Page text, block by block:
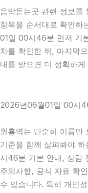
음악듣는곳 관련 정보를
항목을 순서대로 확인하
01일 00시46분 먼저 기
차를 확인한 뒤, 마지막
내를 받으면 더 정확하
2026년06월01일 00시
원흥역는 단순히 이름만
기준을 함께 살펴봐야
시46분 기본 안내, 상담
주의사항, 공식 자료 확
수 있습니다. 특히 개인